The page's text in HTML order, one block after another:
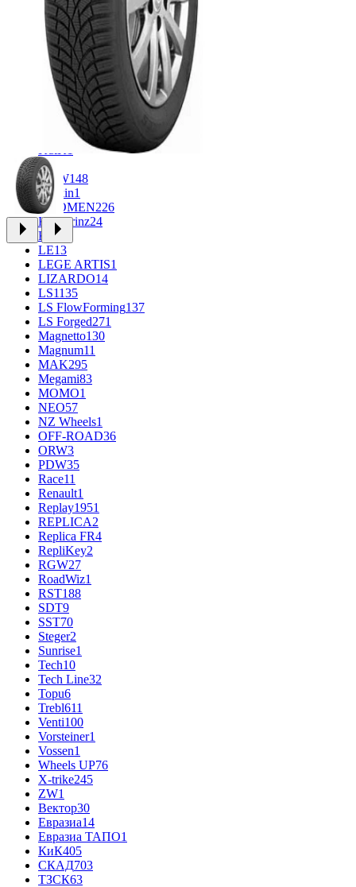
CROSS_STREET
31
Eurodisk1
FF30
FR REPLICA
GR34
Grizzly3
iFree914
iFree Original49
1
INFORGED 1
K7
KDW148
Keskin1
KHOMEN226
Kronprinz24
KT23
LE13
LEGE ARTIS1
LIZARDO14
LS1135
LS FlowForming137
LS Forged271
Magnetto130
Magnum11
MAK295
Megami83
MOMO1
NEO57
NZ Wheels1
OFF-ROAD36
ORW3
PDW35
Race11
Renault1
Replay1951
REPLICA2
Replica FR4
RepliKey2
RGW27
RoadWiz1
RST188
SDT9
SST70
Steger2
Sunrise1
Tech10
Tech Line32
Topu6
Trebl611
Venti100
Vorsteiner1
Vossen1
Wheels UP76
X-trike245
ZW1
Вектор30
Евразиа14
Евразиа ТАПО1
КиК405
СКАД703
ТЗСК63